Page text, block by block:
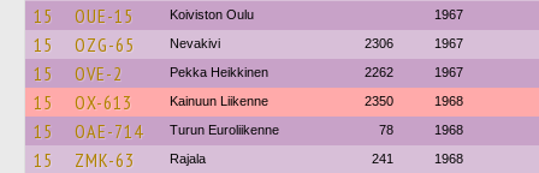
15 OUE-15 Koiviston Oulu 1967
15 OZG-65 Nevakivi 2306 1967
15 OVE-2 Pekka Heikkinen 2262 1967
15 OX-613 Kainuun Liikenne 2350 1968
15 OAE-714 Turun Euroliikenne 78 1968
15 ZMK-63 Rajala 241 1968